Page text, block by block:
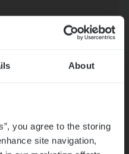
About
you agree to the storing
site navigation,
dossiers én droge